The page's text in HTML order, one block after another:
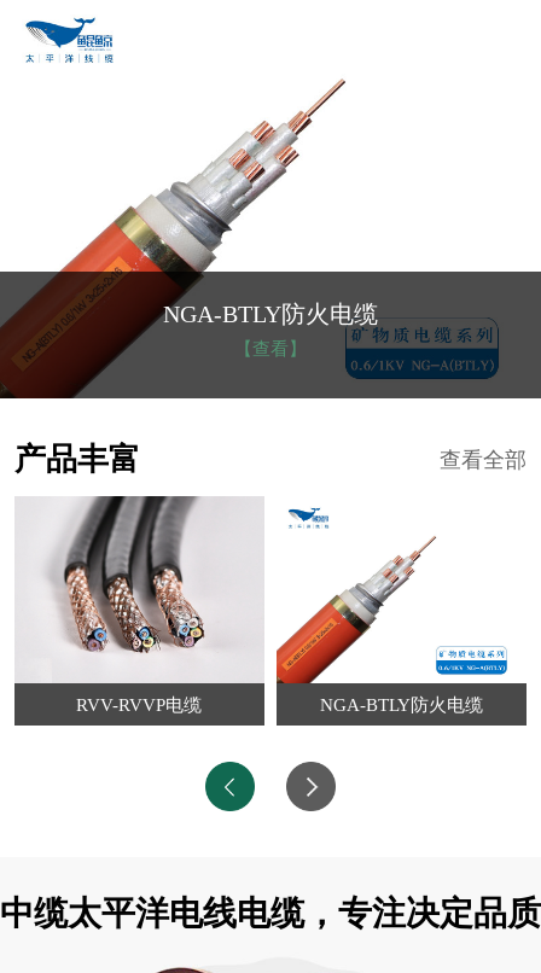
NGA-BTLY防火电缆
【查看】
查看全部
产品丰富
RVV-RVVP电缆 NGA-BTLY防火电缆
中缆太平洋电线电缆，专注决定品质